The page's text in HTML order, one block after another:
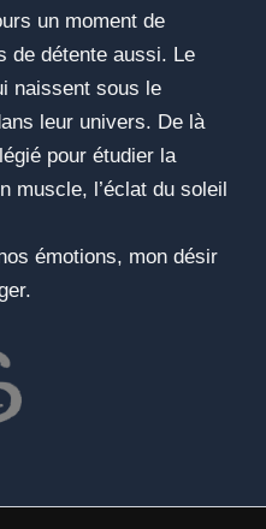
un moment de
de détente aussi. Le
naissent sous le
leur univers. De là
pour étudier la
muscle, l’éclat du soleil
émotions, mon désir